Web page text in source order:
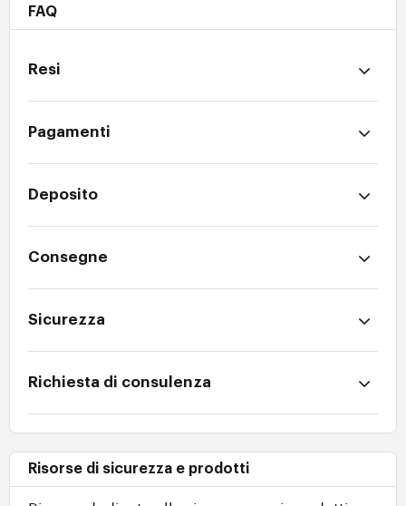
FAQ
Resi
Pagamenti
Deposito
Consegne
Sicurezza
Richiesta di consulenza
Risorse di sicurezza e prodotti